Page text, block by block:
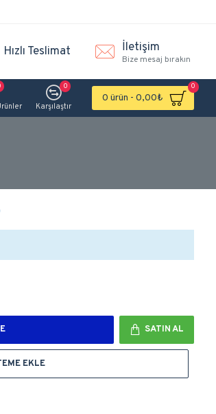
Hızlı Teslimat İletişim
Bize mesaj bırakın
Karşılaştır
0
0 ürün - 0,00₺
0
SATIN AL
EKLE